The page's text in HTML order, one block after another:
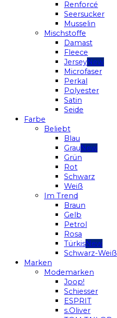
Renforcé
Seersucker
Musselin
Mischstoffe
Damast
Fleece
Jersey
Microfaser
Perkal
Polyester
Satin
Seide
Farbe
Beliebt
Blau
Grau
Grün
Rot
Schwarz
Weiß
Im Trend
Braun
Gelb
Petrol
Rosa
Türkis
Schwarz-Weiß
Marken
Modemarken
Joop!
Schiesser
ESPRIT
s.Oliver